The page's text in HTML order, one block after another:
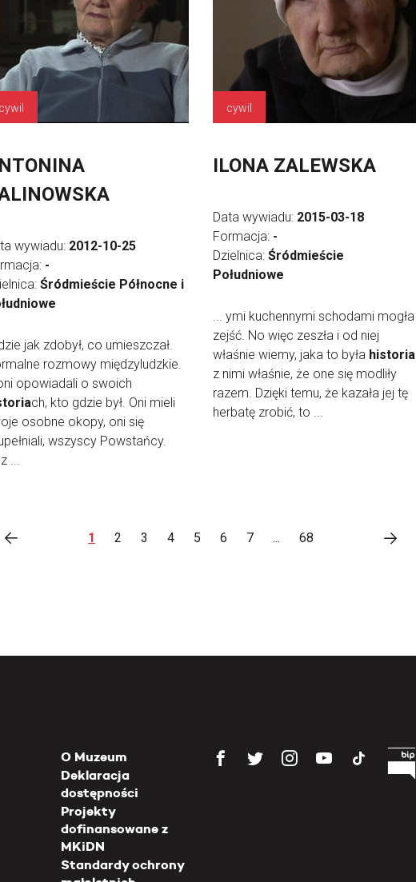
cywil
wywiadu: 2012-10-25
-
Śródmieście Północne i
jak zdobył, co umieszczał.
rozmowy międzyludzkie.
opowiadali o swoich
ch, kto gdzie był. Oni mieli
osobne okopy, oni się
wszyscy Powstańcy.
...
cywil
ILONA ZALEWSKA
Data wywiadu: 2015-03-18
Formacja: -
Dzielnica: Śródmieście
Południowe
... ymi kuchennymi schodami mogła
zejść. No więc zeszła i od niej
właśnie wiemy, jaka to była historia
z nimi właśnie, że one się modliły
razem. Dzięki temu, że kazała jej tę
herbatę zrobić, to ...
1 2 3 4 5 6 7 ... 68
O Muzeum
Deklaracja
dostępności
Projekty
dofinansowane z
MKiDN
Standardy ochrony